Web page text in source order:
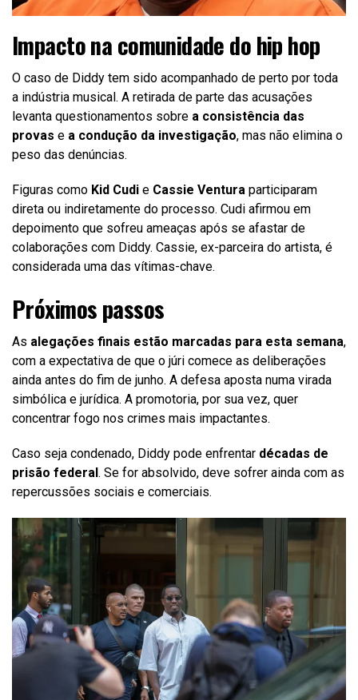
Impacto na comunidade do hip hop
O caso de Diddy tem sido acompanhado de perto por toda
a indústria musical. A retirada de parte das acusações
levanta questionamentos sobre a consistência das
provas e a condução da investigação, mas não elimina o
peso das denúncias.
Figuras como Kid Cudi e Cassie Ventura participaram
direta ou indiretamente do processo. Cudi afirmou em
depoimento que sofreu ameaças após se afastar de
colaborações com Diddy. Cassie, ex-parceira do artista, é
considerada uma das vítimas-chave.
Próximos passos
As alegações finais estão marcadas para esta semana,
com a expectativa de que o júri comece as deliberações
ainda antes do fim de junho. A defesa aposta numa virada
simbólica e jurídica. A promotoria, por sua vez, quer
concentrar fogo nos crimes mais impactantes.
Caso seja condenado, Diddy pode enfrentar décadas de
prisão federal . Se for absolvido, deve sofrer ainda com as
repercussões sociais e comerciais.